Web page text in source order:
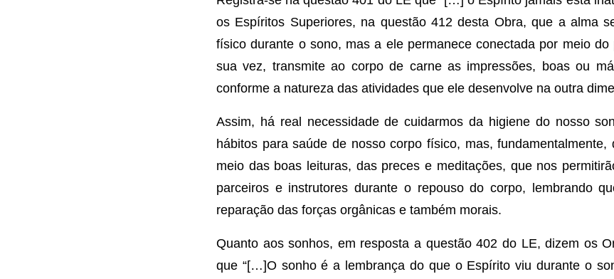
os Espíritos Superiores, na questão 412 desta Obra, que a alma
físico durante o sono, mas a ele permanece conectada por meio
sua vez, transmite ao corpo de carne as impressões, boas ou
conforme a natureza das atividades que ele desenvolve na outra
Assim, há real necessidade de cuidarmos da higiene do nosso
hábitos para saúde de nosso corpo físico, mas,
meio das boas leituras, das preces e meditações, que nos
parceiros e instrutores durante o repouso do corpo, lembrando
reparação das forças orgânicas e também morais.
Quanto aos sonhos, em resposta a questão 402 do LE, dizem os
que “[…]O sonho é a lembrança do que o Espírito viu durante o